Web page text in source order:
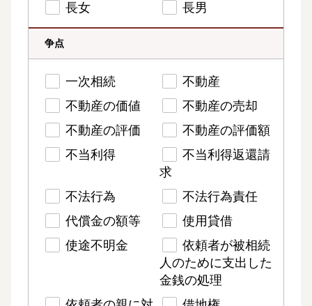
長女
長男
争点
一次相続
不動産
不動産の価値
不動産の売却
不動産の評価
不動産の評価額
不当利得
不当利得返還請
求
不法行為
不法行為責任
代償金の額等
使用貸借
使途不明金
依頼者が被相続
人のために支出した
金銭の処理